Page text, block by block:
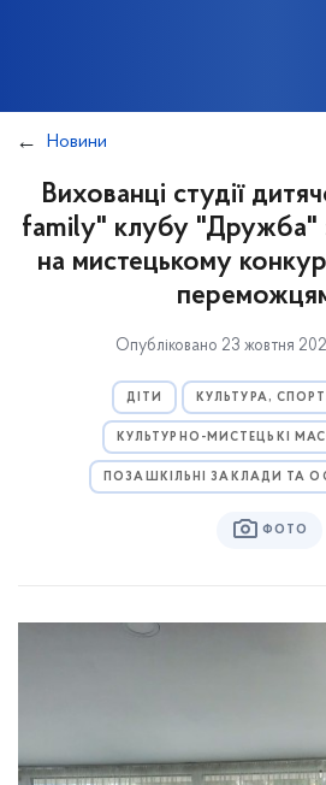
Новини
Вихованці студії
family" клубу "Дружба"
на мистецькому
Опубліковано 23 жовтня
ДІТИ КУЛЬТУРА,
КУЛЬТУРНО-МИСТЕЦЬКІ
ПОЗАШКІЛЬНІ ЗАКЛАДИ ТА
ФОТО